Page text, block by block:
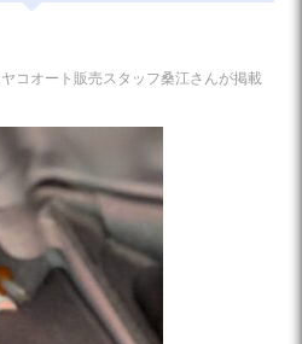
コオート販売スタッフ桑江さんが掲載